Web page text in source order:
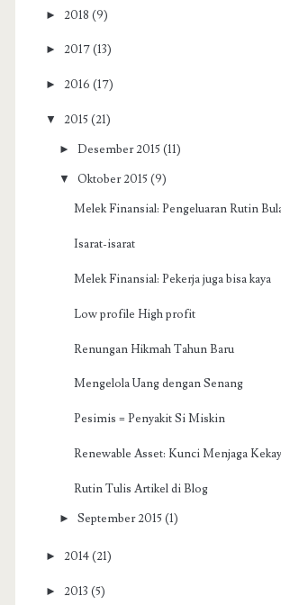
► 2018 (9)
► 2017 (13)
► 2016 (17)
▼ 2015 (21)
►Desember 2015 (11)
▼ Oktober 2015 (9)
Melek Finansial: Pengeluaran Rutin
Isarat-isarat
Melek Finansial: Pekerja juga bisa kaya
Low profile High profit
Renungan Hikmah Tahun Baru
Mengelola Uang dengan Senang
Pesimis = Penyakit Si Miskin
Renewable Asset: Kunci Menjaga
Rutin Tulis Artikel di Blog
►September 2015 (1)
► 2014 (21)
► 2013 (5)